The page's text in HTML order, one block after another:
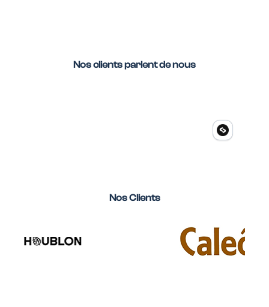
Nos clients parlent de nous
Nos Clients